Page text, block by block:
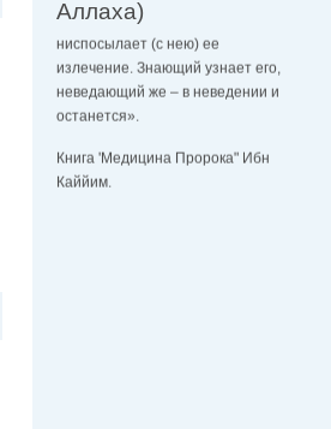
Аллаха)
ниспосылает (с нею) ее
излечение. Знающий узнает его,
неведающий же – в неведении и
останется».
Книга 'Медицина Пророка" Ибн
Каййим.